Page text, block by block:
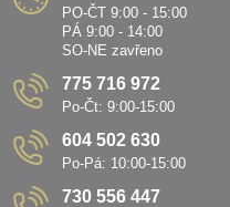
PO-ČT 9:00 - 15:00
PÁ 9:00 - 14:00
SO-NE zavřeno
775 716 972
Po-Čt: 9:00-15:00
604 502 630
Po-Pá: 10:00-15:00
730 556 447